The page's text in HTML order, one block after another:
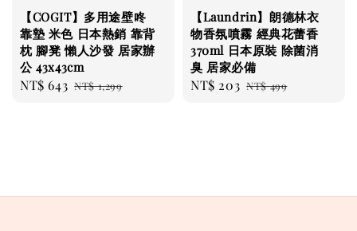
【COGIT】多用途壁咚
靠墊 米色 日本熱銷 靠背
枕 腳凳 懶人沙發 居家辦
公 43x43cm
Sale
NT$ 643 Regular
NT$ 1,299
【Laundrin】朗德林衣
物香氛噴霧 經典花蕾香
370ml 日本原裝 除菌消
臭 居家必備
Sale
NT$ 203 Regular
NT$ 499